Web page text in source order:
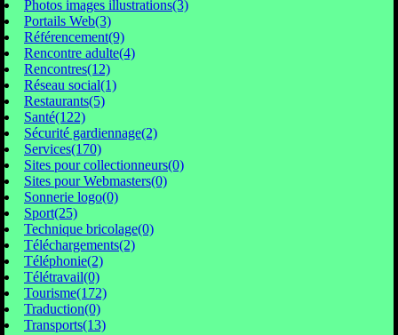
Photos images illustrations(3)
Portails Web(3)
Référencement(9)
Rencontre adulte(4)
Rencontres(12)
Réseau social(1)
Restaurants(5)
Santé(122)
Sécurité gardiennage(2)
Services(170)
Sites pour collectionneurs(0)
Sites pour Webmasters(0)
Sonnerie logo(0)
Sport(25)
Technique bricolage(0)
Téléchargements(2)
Téléphonie(2)
Télétravail(0)
Tourisme(172)
Traduction(0)
Transports(13)